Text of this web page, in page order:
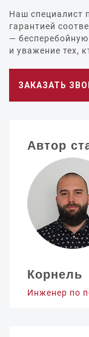
Наш специалист
гарантией
—
и уважение тех,
ЗАКАЗАТЬ
Автор
Корнель
Инженер по